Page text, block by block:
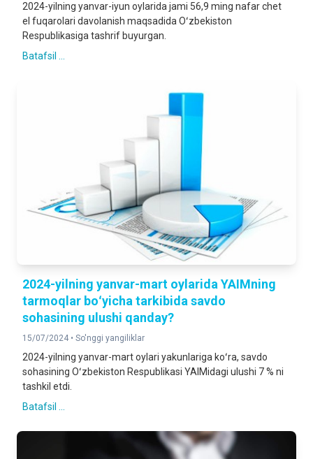
2024-yilning yanvar-iyun oylarida jami 56,9 ming nafar chet
el fuqarolari davolanish maqsadida Oʻzbekiston
Respublikasiga tashrif buyurgan.
Batafsil ...
2024-yilning yanvar-mart oylarida YAIMning
tarmoqlar boʻyicha tarkibida savdo
sohasining ulushi qanday?
15/07/2024 • So'nggi yangiliklar
2024-yilning yanvar-mart oylari yakunlariga koʻra, savdo
sohasining Oʻzbekiston Respublikasi YAIMidagi ulushi 7 % ni
tashkil etdi.
Batafsil ...